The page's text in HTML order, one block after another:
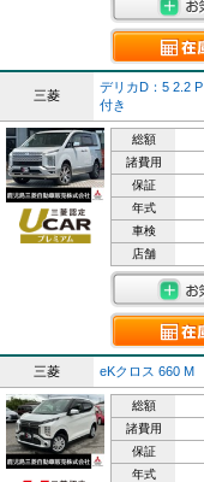
三菱
デリカD：5 2.2
付き
総額
諸費用
保証
年式
車検
店舗
三菱 eKクロス 660 M
総額
諸費用
保証
年式